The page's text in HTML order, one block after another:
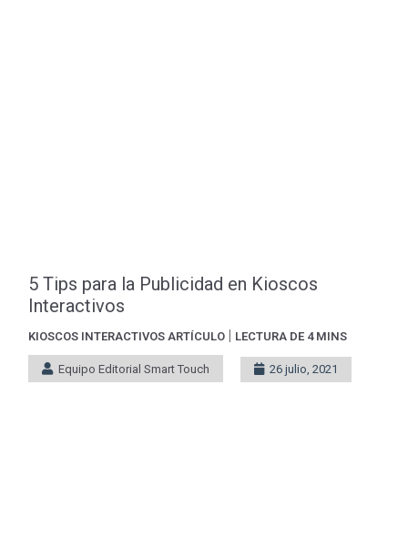
5 Tips para la Publicidad en Kioscos
Interactivos
KIOSCOS INTERACTIVOS ARTÍCULO | LECTURA DE 4 MINS
Equipo Editorial Smart Touch 26 julio, 2021